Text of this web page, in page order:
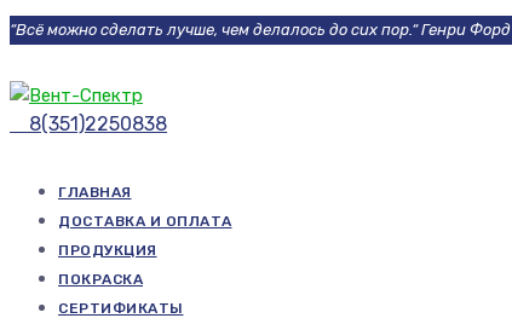
“Всё можно сделать лучше, чем делалось до сих пор.“ Генри Форд
8(351)2250838
ГЛАВНАЯ
ДОСТАВКА И ОПЛАТА
ПРОДУКЦИЯ
ПОКРАСКА
СЕРТИФИКАТЫ